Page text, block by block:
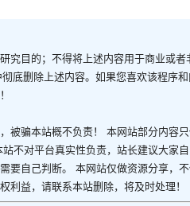
究目的；不得将上述内容用于商业或
底删除上述内容。如果您喜欢该程序
被骗本站概不负责！ 本网站部分内容
不对平台真实性负责，站长建议大家
要自己判断。 本网站仅做资源分享，
利益，请联系本站删除，将及时处理！